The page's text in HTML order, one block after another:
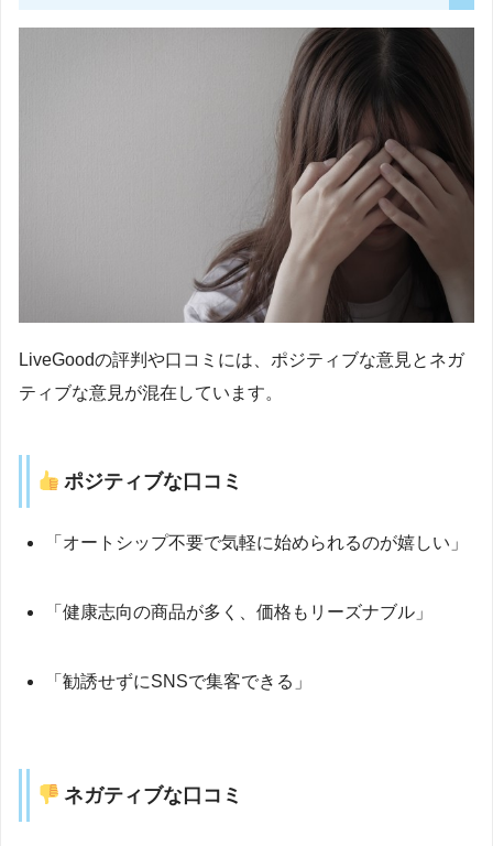
LiveGoodの評判や口コミには、ポジティブな意見とネガ
ティブな意見が混在しています。
ポジティブな口コミ
「オートシップ不要で気軽に始められるのが嬉しい」
「健康志向の商品が多く、価格もリーズナブル」
「勧誘せずにSNSで集客できる」
ネガティブな口コミ